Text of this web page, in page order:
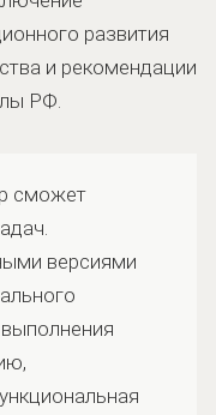
развития
и рекомендации
РФ.
сможет
версиями